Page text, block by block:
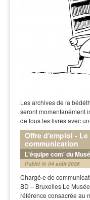
Les archives de la
seront momentanément
de tous les livres avec
Offre d'emploi -
communication
L'équipe com' du
Publié le 04 août 2026
Chargé·e de
BD – Bruxelles Le
référence consacrée au